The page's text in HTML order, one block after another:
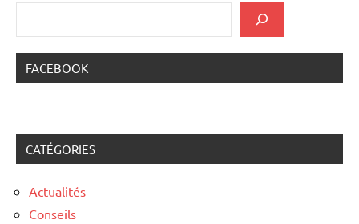
FACEBOOK
CATÉGORIES
Actualités
Conseils